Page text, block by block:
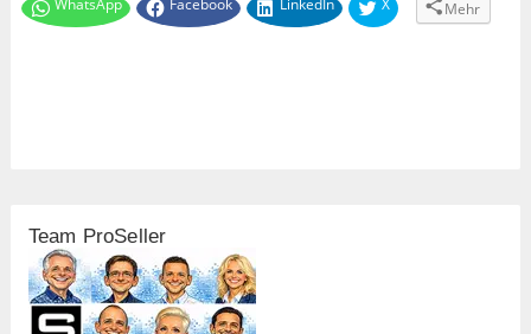
Mehr
Team ProSeller